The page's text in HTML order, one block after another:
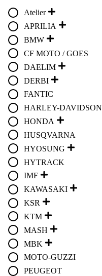
Atelier
APRILIA
BMW
CF MOTO / GOES
DAELIM
DERBI
FANTIC
HARLEY-DAVIDSON
HONDA
HUSQVARNA
HYOSUNG
HYTRACK
IMF
KAWASAKI
KSR
KTM
MASH
MBK
MOTO-GUZZI
PEUGEOT